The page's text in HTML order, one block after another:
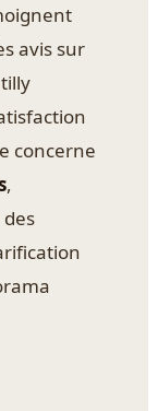
avis sur
concerne
,